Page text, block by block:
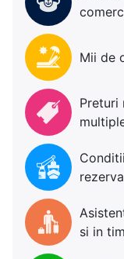
Mii de
Preturi
si in